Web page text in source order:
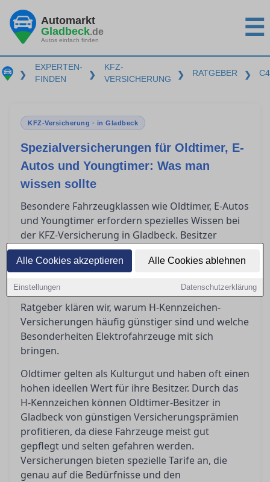
Alle Cookies akzeptieren Alle Cookies ablehnen
Einstellungen Datenschutzerklärung
Automarkt
Gladbeck.de
Autos einfach finden ☰
❯
EXPERTEN-
FINDEN
❯
KFZ-
VERSICHERUNG
❯ RATGEBER ❯
KFZ-Versicherung · in Gladbeck
Spezialversicherungen für Oldtimer, E-
Autos und Youngtimer: Was man
wissen sollte
Besondere Fahrzeugklassen wie Oldtimer, E-Autos
und Youngtimer erfordern spezielles Wissen bei
der KFZ-Versicherung in Gladbeck. Besitzer
solcher Fahrzeuge stehen oft vor der
Herausforderung, die passende Versicherung zu
sondern auch kosteneffizient ist. In diesem
Ratgeber klären wir, warum H-Kennzeichen-
Versicherungen häufig günstiger sind und welche
Besonderheiten Elektrofahrzeuge mit sich
bringen.
Oldtimer gelten als Kulturgut und haben oft einen
hohen ideellen Wert für ihre Besitzer. Durch das
H-Kennzeichen können Oldtimer-Besitzer in
Gladbeck von günstigen Versicherungsprämien
profitieren, da diese Fahrzeuge meist gut
gepflegt und selten gefahren werden.
Versicherungen bieten spezielle Tarife an, die
genau auf die Bedürfnisse und den